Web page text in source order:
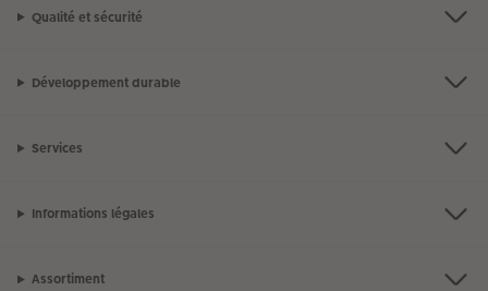
Qualité et sécurité
Développement durable
Services
Informations légales
Assortiment